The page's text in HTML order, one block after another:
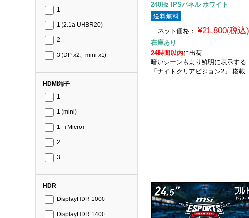
1
1 (2.1a UHBR20)
2
3 (DP x2、mini x1)
HDMI端子
1
1 (mini)
1 （Micro）
2
3
HDR
DisplayHDR 1000
DisplayHDR 1400
240Hz IPSパネル ホワイト
送料無料
ネット価格：
¥21,800(税込)
在庫あり
24時間以内に出荷
暗いシーンもより鮮明に表示する
「ナイトクリアビジョン2」 搭載